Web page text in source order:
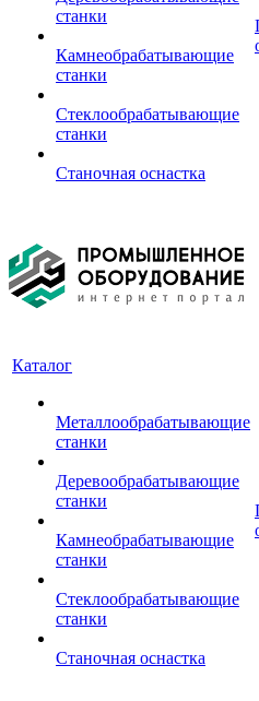
станки
Камнеобрабатывающие
станки
Стеклообрабатывающие
станки
Станочная оснастка
Каталог
Металлообрабатывающие
станки
Деревообрабатывающие
станки
Камнеобрабатывающие
станки
Стеклообрабатывающие
станки
Станочная оснастка